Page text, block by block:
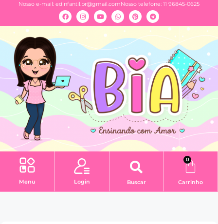
Nosso e-mail: edinfantil.br@gmail.comNosso telefone: 11 96845-0625
Menu Login Buscar
0
Carrinho